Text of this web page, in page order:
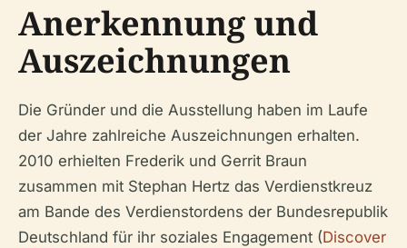
Anerkennung und
Auszeichnungen
Die Gründer und die Ausstellung haben im Laufe
der Jahre zahlreiche Auszeichnungen erhalten.
2010 erhielten Frederik und Gerrit Braun
zusammen mit Stephan Hertz das Verdienstkreuz
am Bande des Verdienstordens der Bundesrepublik
Deutschland für ihr soziales Engagement (Discover